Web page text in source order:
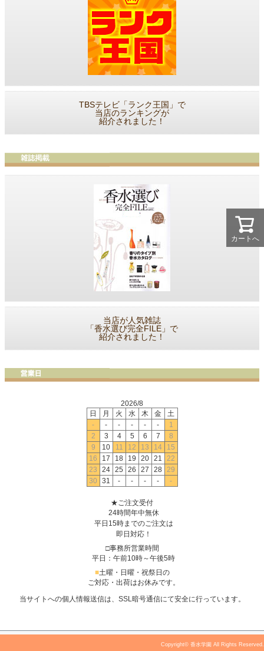
カートへ
TBSテレビ「ランク王国」で
当店のランキングが
紹介されました！
当店が人気雑誌
「香水選び完全FILE」で
紹介されました！
2026/8
日
月 火 水 木 金
土
-
- - - - -
1
2
3 4 5 6 7
8
9
10 11 12 13 14
15
16
17 18 19 20 21
22
23
24 25 26 27 28 29
30
31 - - - - -
★ご注文受付
24時間年中無休
平日15時までのご注文は
即日対応！
□事務所営業時間
平日：午前10時～午後5時
■土曜・日曜・祝祭日の
ご対応・出荷はお休みです。
当サイトへの個人情報送信は、SSL暗号通信にて安全に行っています。
Copyright© 香水学園 All Rights Reserved.